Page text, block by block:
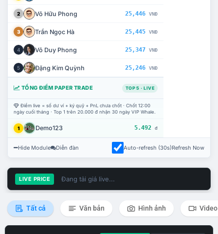
2 Võ Hữu Phong 25,446 VNĐ
3 Trần Ngọc Hà 25,445 VNĐ
4 Võ Duy Phong 25,347 VNĐ
5 Đặng Kim Quỳnh 25,246 VNĐ
TỔNG ĐIỂM PAPER TRADE TOP 5 · LIVE
Điểm live = số dư ví + ký quỹ + PnL chưa chốt · Chốt 12:00
ngày cuối tháng · Top 1 trên 20.000 đ nhận 30 ngày VIP Whale.
1 Demo123 5.492 đ
Hide Module Diễn đàn Auto-refresh (30s)Refresh Now
LIVE PRICE Đang tải giá live...
Tất cả Văn bản Hình ảnh Video